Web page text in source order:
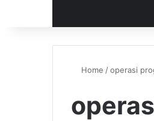
Home /operasi